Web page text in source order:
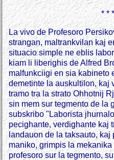
* * *
La vivo de Profesoro
strangan, maltrankvilan kaj
situacio simple ne eblis
kiam li liberighis de Alfred
malfunkciigi en sia kabineto
demetinte la auskultilon, kaj
tramo tra la strato Ohhotnij
sin mem sur tegmento de la
subskribo "Laborista
pecighante, verdighante kaj
landauon de la taksauto,
maniko, grimpis la
profesoro sur la tegmento,